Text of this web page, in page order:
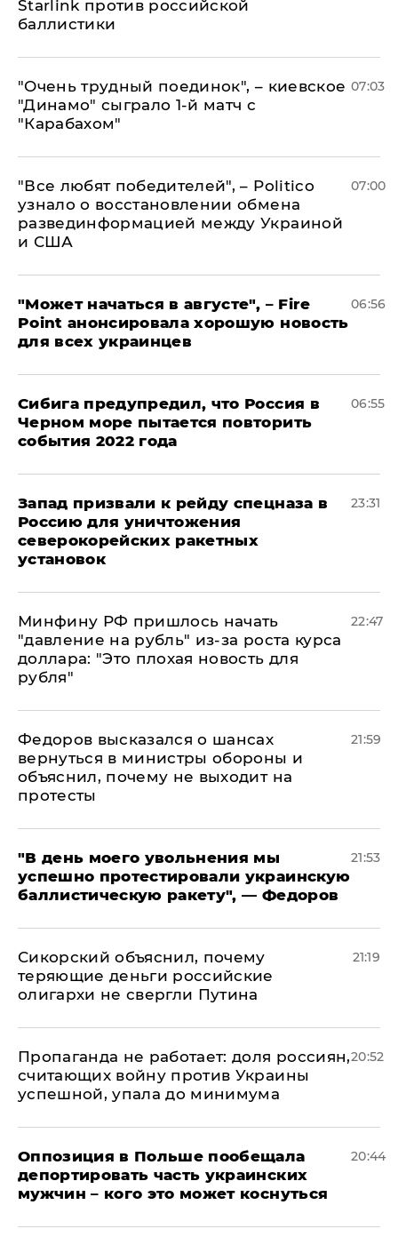
Starlink против российской
баллистики
"Очень трудный поединок", – киевское
"Динамо" сыграло 1-й матч с
"Карабахом"
07:03
​"Все любят победителей", – Politico
узнало о восстановлении обмена
развединформацией между Украиной
и США
07:00
"Может начаться в августе", – Fire
Point анонсировала хорошую новость
для всех украинцев
06:56
Сибига предупредил, что Россия в
Черном море пытается повторить
события 2022 года
06:55
Запад призвали к рейду спецназа в
Россию для уничтожения
северокорейских ракетных
установок
23:31
Минфину РФ пришлось начать
"давление на рубль" из-за роста курса
доллара: "Это плохая новость для
рубля"
22:47
Федоров высказался о шансах
вернуться в министры обороны и
объяснил, почему не выходит на
протесты
21:59
​"В день моего увольнения мы
успешно протестировали украинскую
баллистическую ракету", — Федоров
21:53
Сикорский объяснил, почему
теряющие деньги российские
олигархи не свергли Путина
21:19
​Пропаганда не работает: доля россиян,
считающих войну против Украины
успешной, упала до минимума
20:52
Оппозиция в Польше пообещала
депортировать часть украинских
мужчин – кого это может коснуться
20:44